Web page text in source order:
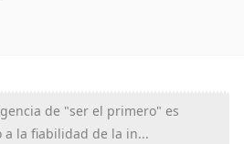
de "ser el primero" es
a la fiabilidad de la in...